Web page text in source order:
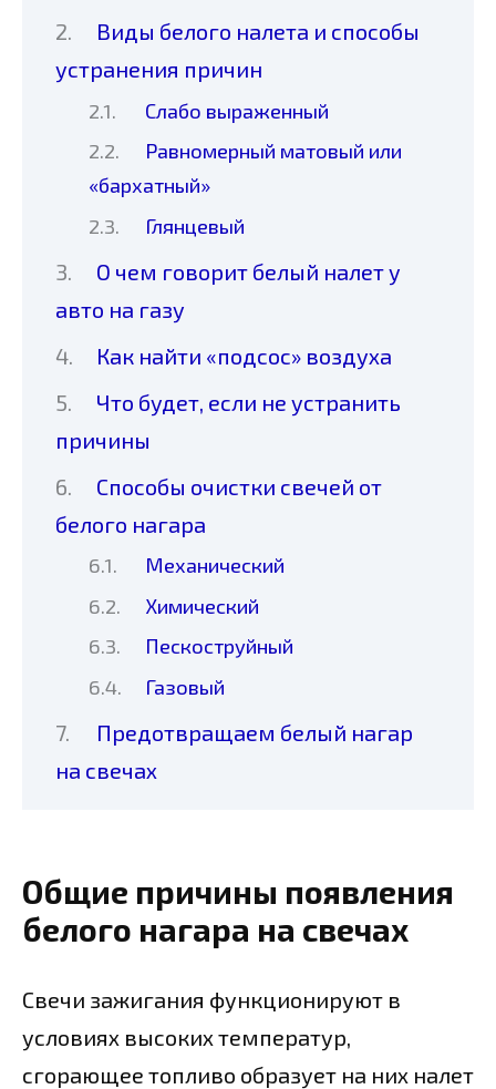
Виды белого налета и способы
устранения причин
Слабо выраженный
Равномерный матовый или
«бархатный»
Глянцевый
О чем говорит белый налет у
авто на газу
Как найти «подсос» воздуха
Что будет, если не устранить
причины
Способы очистки свечей от
белого нагара
Механический
Химический
Пескоструйный
Газовый
Предотвращаем белый нагар
на свечах
Общие причины появления
белого нагара на свечах
Свечи зажигания функционируют в
условиях высоких температур,
сгорающее топливо образует на них налет